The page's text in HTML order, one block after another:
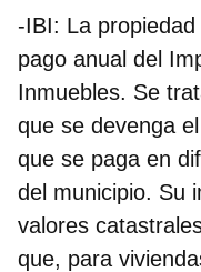
-IBI: La
pago anual del
Inmuebles. Se
que se devenga
que se paga en
del municipio. Su
valores
que, para